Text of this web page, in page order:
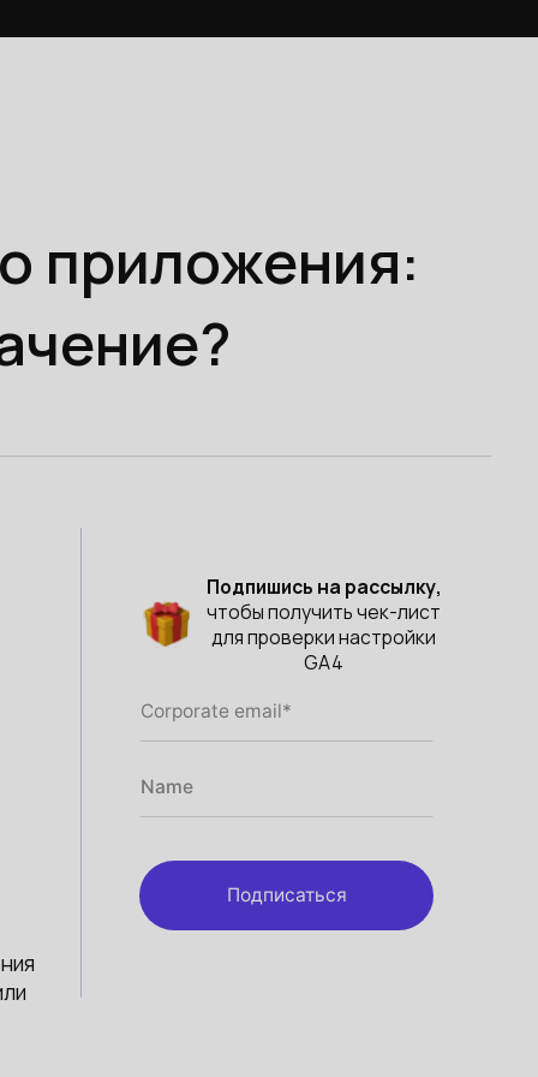
приложения:
Подпишись на рассылку,
чтобы получить чек-лист
для проверки настройки
GA4
Подписаться